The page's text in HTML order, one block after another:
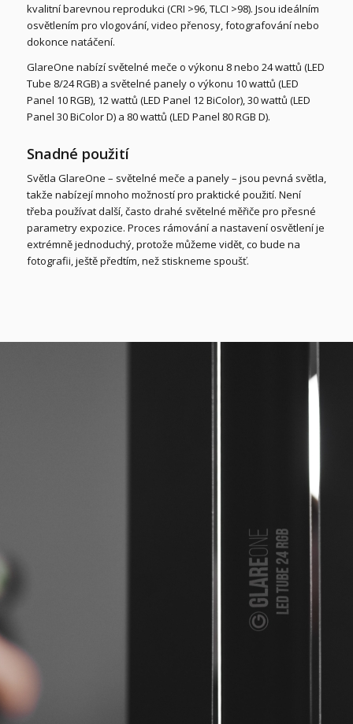
kvalitní barevnou reprodukci (CRI >96, TLCI >98). Jsou ideálním
osvětlením pro vlogování, video přenosy, fotografování nebo
dokonce natáčení.
GlareOne nabízí světelné meče o výkonu 8 nebo 24 wattů (LED
Tube 8/24 RGB) a světelné panely o výkonu 10 wattů (LED
Panel 10 RGB), 12 wattů (LED Panel 12 BiColor), 30 wattů (LED
Panel 30 BiColor D) a 80 wattů (LED Panel 80 RGB D).
Snadné použití
Světla GlareOne – světelné meče a panely – jsou pevná světla,
takže nabízejí mnoho možností pro praktické použití. Není
třeba používat další, často drahé světelné měřiče pro přesné
parametry expozice. Proces rámování a nastavení osvětlení je
extrémně jednoduchý, protože můžeme vidět, co bude na
fotografii, ještě předtím, než stiskneme spoušť.